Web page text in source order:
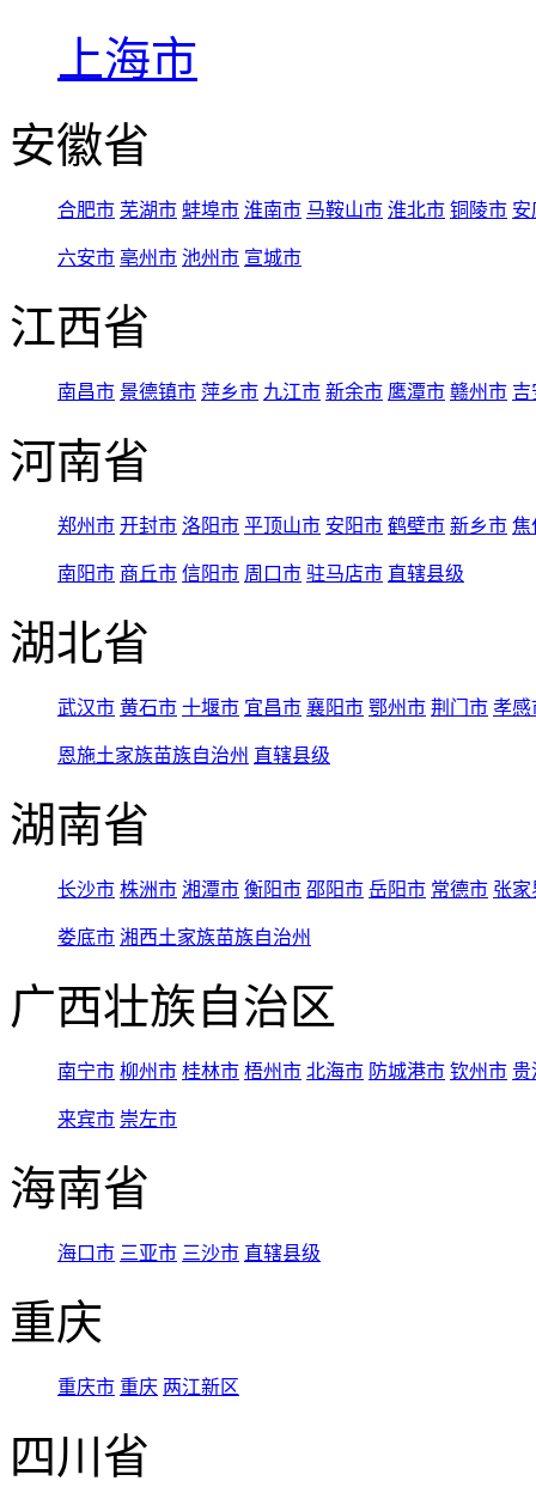
上海市
安徽省
合肥市 芜湖市 蚌埠市 淮南市 马鞍山市 淮北市 铜陵市 安
六安市 亳州市 池州市 宣城市
江西省
南昌市 景德镇市 萍乡市 九江市 新余市 鹰潭市 赣州市 吉
河南省
郑州市 开封市 洛阳市 平顶山市 安阳市 鹤壁市 新乡市 焦
南阳市 商丘市 信阳市 周口市 驻马店市 直辖县级
湖北省
武汉市 黄石市 十堰市 宜昌市 襄阳市 鄂州市 荆门市 孝感
恩施土家族苗族自治州 直辖县级
湖南省
长沙市 株洲市 湘潭市 衡阳市 邵阳市 岳阳市 常德市 张家
娄底市 湘西土家族苗族自治州
广西壮族自治区
南宁市 柳州市 桂林市 梧州市 北海市 防城港市 钦州市 贵
来宾市 崇左市
海南省
海口市 三亚市 三沙市 直辖县级
重庆
重庆市 重庆 两江新区
四川省